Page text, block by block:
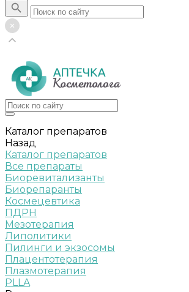
Каталог препаратов
Назад
Каталог препаратов
Все препараты
Биоревитализанты
Биорепаранты
Космецевтика
ПДРН
Мезотерапия
Липолитики
Пилинги и экзосомы
Плацентотерапия
Плазмотерапия
PLLA